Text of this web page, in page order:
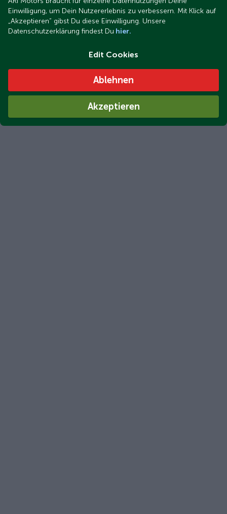
Einwilligung, um Dein Nutzererlebnis zu verbessern. Mit Klick auf
„Akzeptieren“ gibst Du diese Einwilligung. Unsere
Datenschutzerklärung findest Du hier.
Edit Cookies
Ablehnen
Akzeptieren